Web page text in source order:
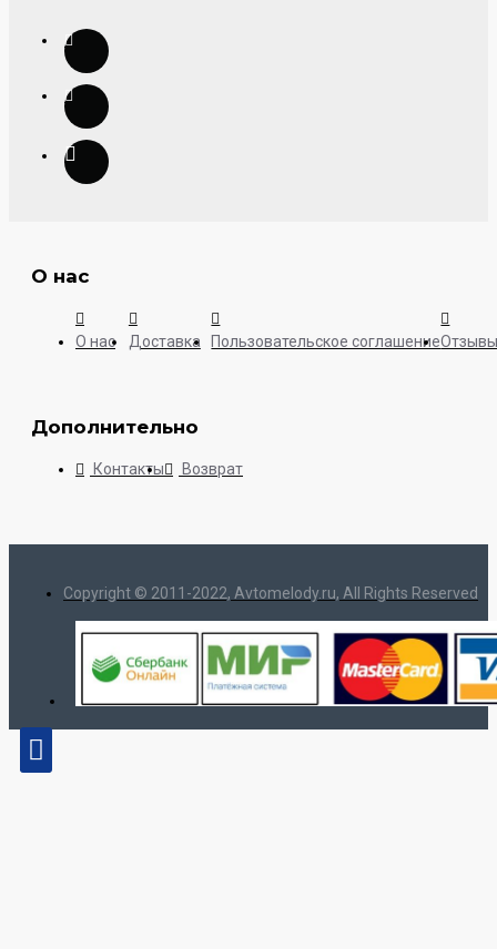
О нас
О нас Доставка Пользовательское соглашение
Дополнительно
Контакты Возврат
Copyright © 2011-2022, Avtomelody.ru, All Rights Reserved